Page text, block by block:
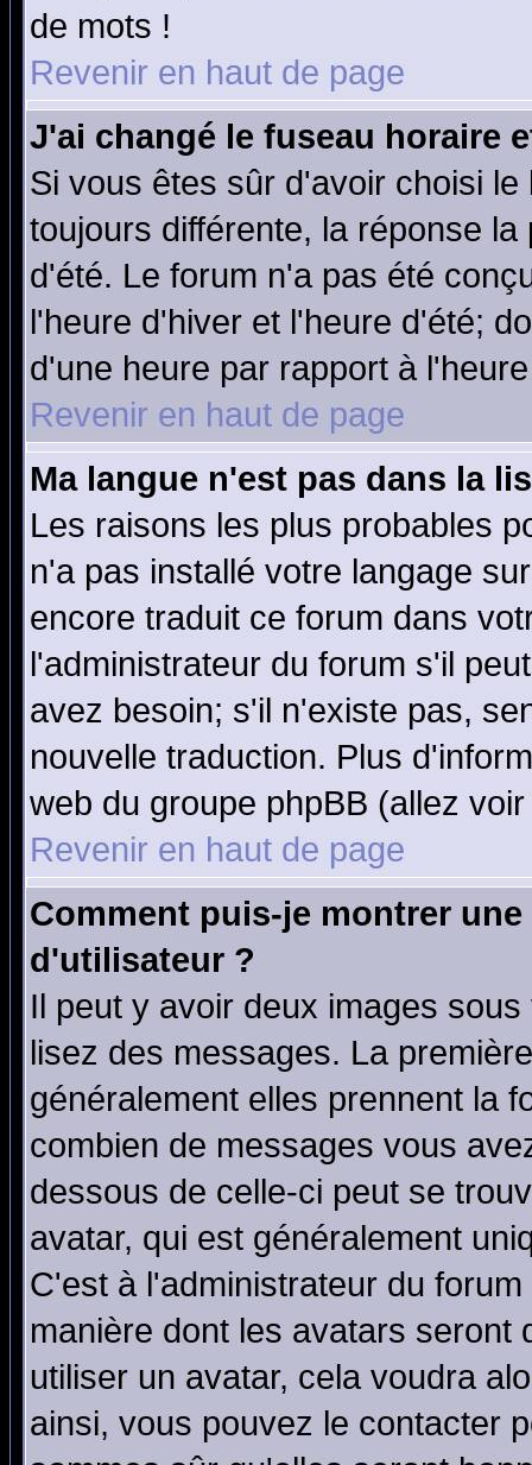
de mots !
Revenir en haut de page
J'ai changé le fuseau horaire
Si vous êtes sûr d'avoir choisi
toujours différente, la réponse
d'été. Le forum n'a pas été
l'heure d'hiver et l'heure d'été;
d'une heure par rapport à
Revenir en haut de page
Ma langue n'est pas dans la
Les raisons les plus probables
n'a pas installé votre langage
encore traduit ce forum dans
l'administrateur du forum s'il
avez besoin; s'il n'existe pas,
nouvelle traduction. Plus
web du groupe phpBB (allez
Revenir en haut de page
Comment puis-je montrer
d'utilisateur ?
Il peut y avoir deux images
lisez des messages. La
généralement elles prennent la
combien de messages vous
dessous de celle-ci peut se
avatar, qui est généralement
C'est à l'administrateur du
manière dont les avatars seront
utiliser un avatar, cela voudra
ainsi, vous pouvez le contacter